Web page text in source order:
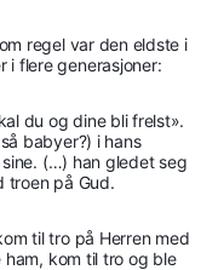
regel var den eldste i
i flere generasjoner:
du og dine bli frelst».
babyer?) i hans
(…) han gledet seg
troen på Gud.
til tro på Herren med
ham, kom til tro og ble